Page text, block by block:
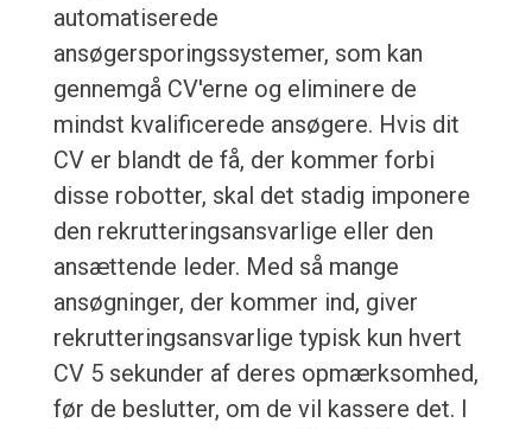
automatiserede
ansøgersporingssystemer, som kan
gennemgå CV'erne og eliminere de
mindst kvalificerede ansøgere. Hvis dit
CV er blandt de få, der kommer forbi
disse robotter, skal det stadig imponere
den rekrutteringsansvarlige eller den
ansættende leder. Med så mange
ansøgninger, der kommer ind, giver
rekrutteringsansvarlige typisk kun hvert
CV 5 sekunder af deres opmærksomhed,
før de beslutter, om de vil kassere det. I